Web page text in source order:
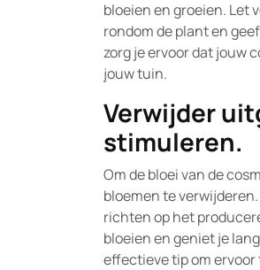
bloeien en groeien. Let
rondom de plant en
zorg je ervoor dat jouw
jouw tuin.
Verwijder
stimuleren.
Om de bloei van de
bloemen te
richten op het
bloeien en geniet je
effectieve tip om